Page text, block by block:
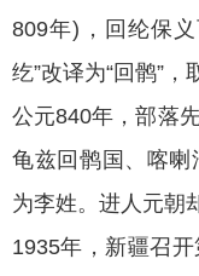
809年)，回纶保
纥”改译为“回鹘”，
公元840年，部落
龟兹回鹘国、喀
为李姓。进人元朝
1935年，新疆召